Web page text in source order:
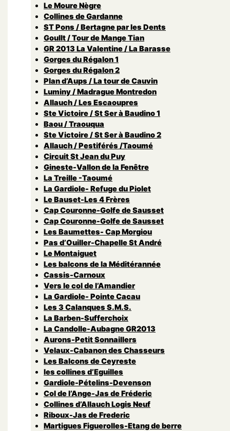
Le Moure Nègre
Collines de Gardanne
ST Pons / Bertagne par les Dents
Goullt / Tour de Mange Tian
GR 2013 La Valentine / La Barasse
Gorges du Régalon 1
Gorges du Régalon 2
Plan d’Aups / La tour de Cauvin
Luminy / Madrague Montredon
Allauch / Les Escaoupres
Ste Victoire / St Ser à Baudino 1
Baou / Traouqua
Ste Victoire / St Ser à Baudino 2
Allauch / Pestiférés /Taoumé
Circuit St Jean du Puy
Gineste-Vallon de la Fenêtre
La Treille -Taoumé
La Gardiole- Refuge du Piolet
Le Bauset-Les 4 Frères
Cap Couronne-Golfe de Sausset
Cap Couronne-Golfe de Sausset
Les Baumettes- Cap Morgiou
Pas d’Ouiller-Chapelle St André
Le Montaiguet
Les balcons de la Méditérannée
Cassis-Carnoux
Vers le col de l’Amandier
La Gardiole- Pointe Cacau
Les 3 Calanques S.M.S.
La Barben-Sufferchoix
La Candolle-Aubagne GR2013
Aurons-Petit Sonnaillers
Velaux-Cabanon des Chasseurs
Les Balcons de Ceyreste
les collines d’Eguilles
Gardiole-Pételins-Devenson
Col de l’Ange-Jas de Fréderic
Collines d’Allauch Logis Neuf
Riboux-Jas de Frederic
Martigues Figuerolles-Etang de berre